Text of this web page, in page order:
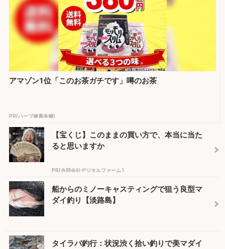
アマゾン1位「このお茶ガチです」噂のお茶
PR(ハーブ健康本舗)
【宝くじ】このままの買い方で、本当に当た
ると思いますか
PR(合同会社デジタルファーム )
船からのミノーキャスティングで狙う良型マ
ダイ釣り【淡路島】
タイラバ釣行：状況渋く拾い釣りで美マダイ